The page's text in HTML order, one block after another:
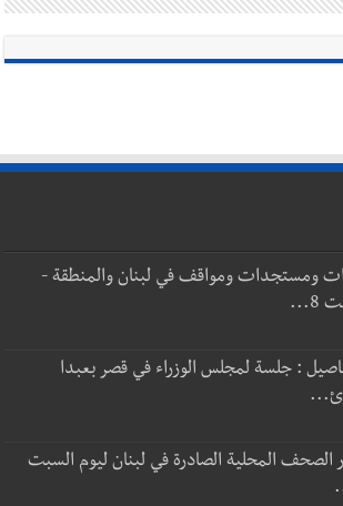
ومستجدات ومواقف في لبنان والمنطقة -
8...
: جلسة لمجلس الوزراء في قصر بعبدا
الصحف المحلية الصادرة في لبنان ليوم السبت